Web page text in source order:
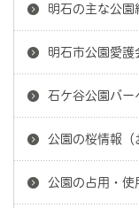
明石の主な公園
明石市公園愛護
石ケ谷公園バー
公園の桜情報（
公園の占用・使